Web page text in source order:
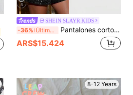
4
SHEIN SLAYR KIDS
-36% Último día Pantalones cortos de punto negro brillante para niña preadolescente, versátiles para días festivos y uso diario
ARS$15.424
8-12 Years